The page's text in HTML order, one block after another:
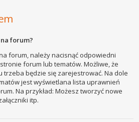
forum?
forum, należy nacisnąć odpowiedni
forum lub tematów. Możliwe, że
będzie się zarejestrować. Na dole
jest wyświetlana lista uprawnień
Na przykład: Możesz tworzyć nowe
itp.